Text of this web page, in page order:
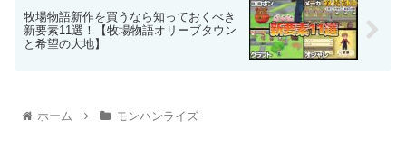
牧場物語新作を買うなら知っておくべき
新要素11選！【牧場物語オリーブタウン
と希望の大地】
ホーム モンハンライズ